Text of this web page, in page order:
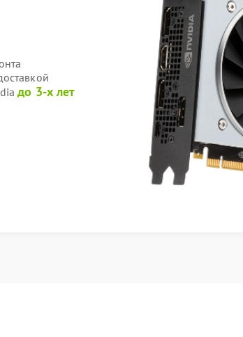
до 3-х лет